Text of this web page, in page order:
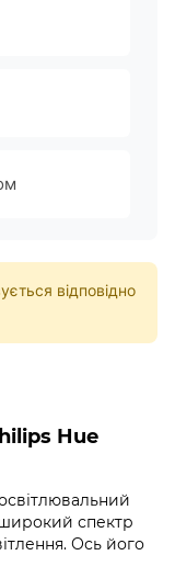
відповідно
Hue
спектр
Ось його